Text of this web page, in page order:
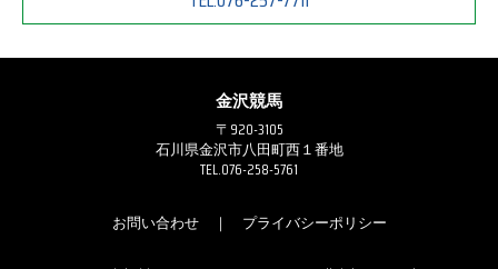
金沢競馬
〒920-3105
石川県金沢市八田町西１番地
TEL.076-258-5761
お問い合わせ｜ プライバシーポリシー